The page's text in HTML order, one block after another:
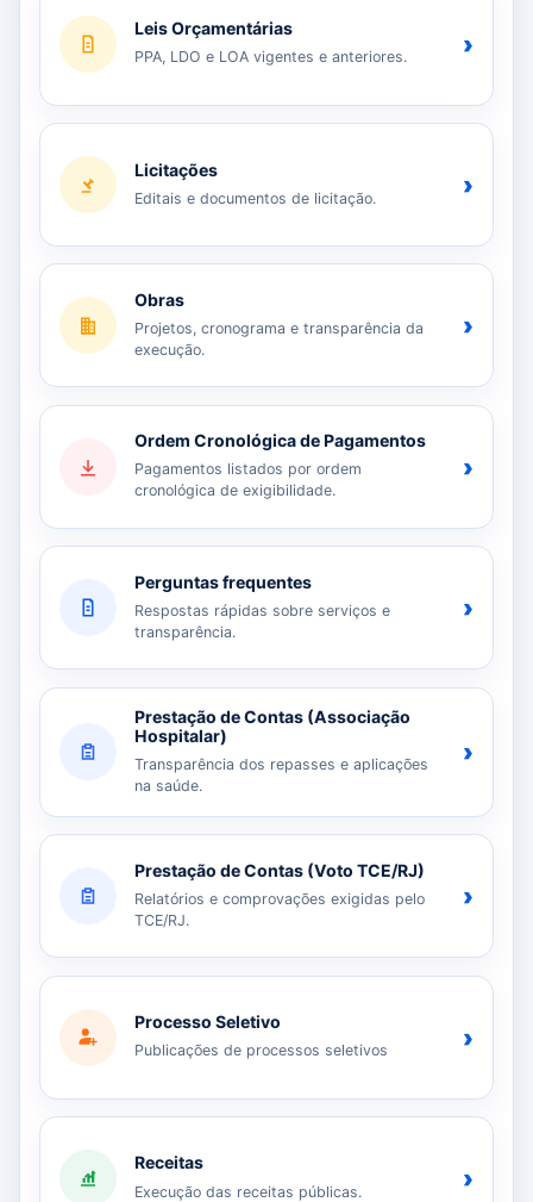
Leis Orçamentárias
PPA, LDO e LOA vigentes e anteriores. ›
Licitações
Editais e documentos de licitação. ›
Obras
Projetos, cronograma e transparência da
execução.
›
Ordem Cronológica de Pagamentos
Pagamentos listados por ordem
cronológica de exigibilidade.
›
Perguntas frequentes
Respostas rápidas sobre serviços e
transparência.
›
Prestação de Contas (Associação
Hospitalar)
Transparência dos repasses e aplicações
na saúde.
›
Prestação de Contas (Voto TCE/RJ)
Relatórios e comprovações exigidas pelo
TCE/RJ.
›
Processo Seletivo
Publicações de processos seletivos ›
Receitas
Execução das receitas públicas. ›